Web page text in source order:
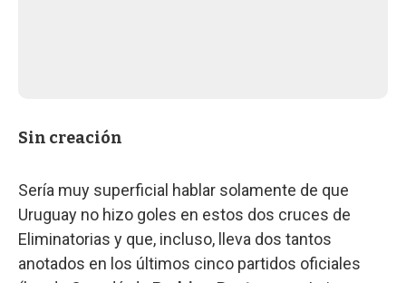
Sin creación
Sería muy superficial hablar solamente de que
Uruguay no hizo goles en estos dos cruces de
Eliminatorias y que, incluso, lleva dos tantos
anotados en los últimos cinco partidos oficiales